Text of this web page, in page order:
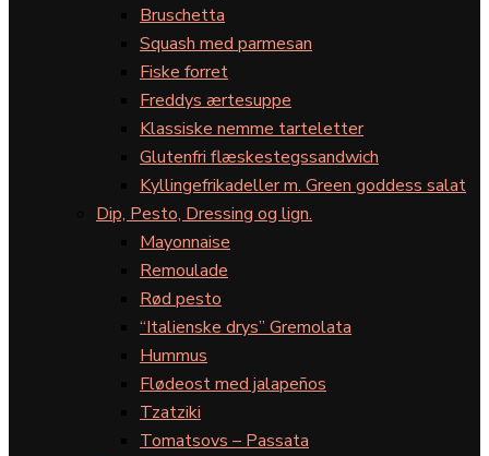
Bruschetta
Squash med parmesan
Fiske forret
Freddys ærtesuppe
Klassiske nemme tarteletter
Glutenfri flæskestegssandwich
Kyllingefrikadeller m. Green goddess salat
Dip, Pesto, Dressing og lign.
Mayonnaise
Remoulade
Rød pesto
“Italienske drys” Gremolata
Hummus
Flødeost med jalapeños
Tzatziki
Tomatsovs – Passata